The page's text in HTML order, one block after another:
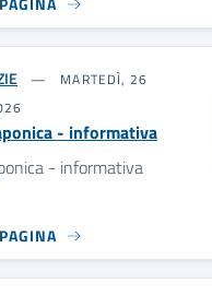
MARTEDÌ, 26
- informativa
- informativa